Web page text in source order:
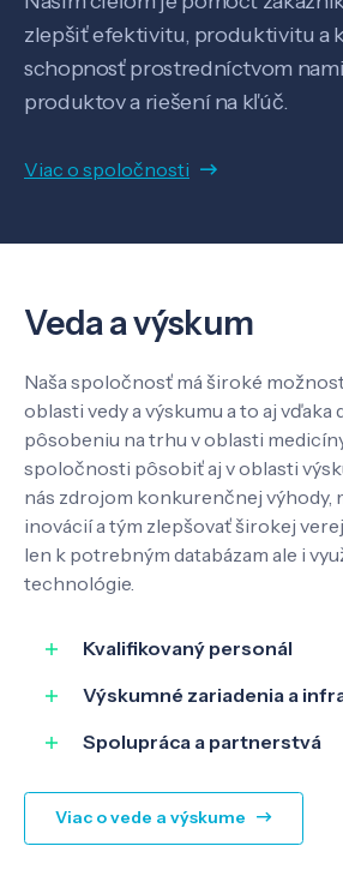
Know-how
O nás
Kontakt
zlepšiť efektivitu, produktivitu a
schopnosť prostredníctvom
produktov a riešení na kľúč.
Viac o spoločnosti
Veda a výskum
Naša spoločnosť má široké
oblasti vedy a výskumu a to aj
pôsobeniu na trhu v oblasti
spoločnosti pôsobiť aj v oblasti
nás zdrojom konkurenčnej výhody,
inovácií a tým zlepšovať širokej
len k potrebným databázam ale i
technológie.
Kvalifikovaný personál
Výskumné zariadenia a
Spolupráca a partnerstvá
Viac o vede a výskume